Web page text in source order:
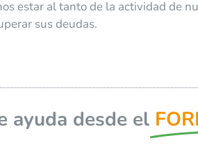
estar al tanto de la actividad de
sus deudas.
ayuda desde el